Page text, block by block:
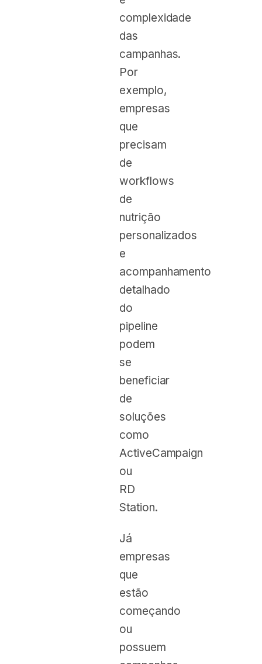
complexidade
das
campanhas.
Por
exemplo,
empresas
que
precisam
de
workflows
de
nutrição
personalizados
e
acompanhamento
detalhado
do
pipeline
podem
se
beneficiar
de
soluções
como
ActiveCampaign
ou
RD
Station.
Já
empresas
que
estão
começando
ou
possuem